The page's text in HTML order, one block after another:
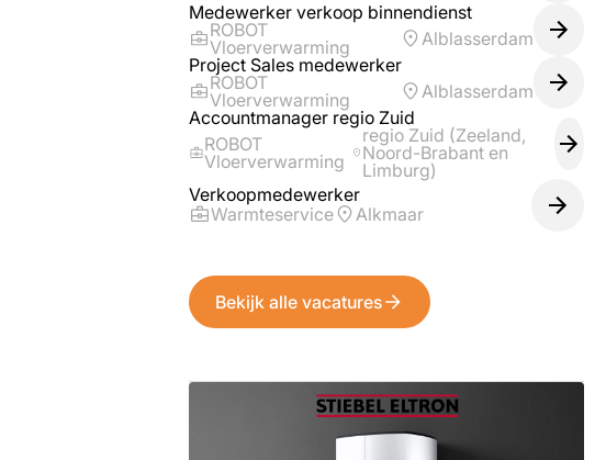
Medewerker verkoop binnendienst
ROBOT
Vloerverwarming
Alblasserdam
Project Sales medewerker
ROBOT
Vloerverwarming
Alblasserdam
Accountmanager regio Zuid
ROBOT
Vloerverwarming
regio Zuid (Zeeland,
Noord-Brabant en
Limburg)
Verkoopmedewerker
Warmteservice
Alkmaar
Bekijk alle vacatures